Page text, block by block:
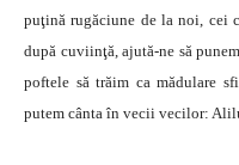
puţină rugăciune de la noi, cei
după cuviinţă, ajută-ne să
poftele să trăim ca mădulare
putem cânta în vecii vecilor: